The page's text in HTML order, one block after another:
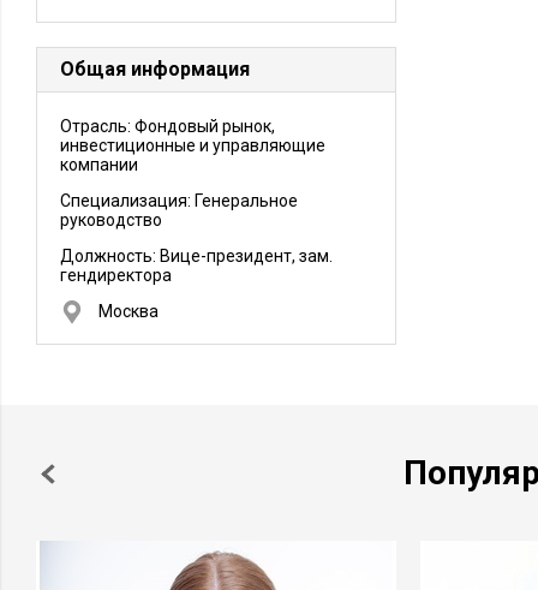
Общая информация
Отрасль: Фондовый рынок,
инвестиционные и управляющие
компании
Специализация: Генеральное
руководство
Должность: Вице-президент, зам.
гендиректора
Москва